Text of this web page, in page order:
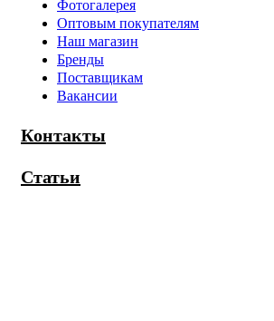
Фотогалерея
Оптовым покупателям
Наш магазин
Бренды
Поставщикам
Вакансии
Контакты
Статьи